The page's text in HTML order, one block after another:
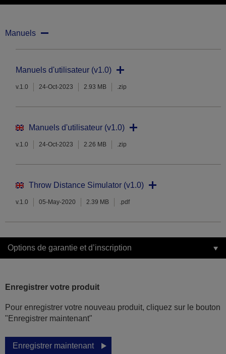
Manuels
Manuels d'utilisateur (v1.0)
v.1.0 24-Oct-2023 2.93 MB .zip
Manuels d'utilisateur (v1.0)
v.1.0 24-Oct-2023 2.26 MB .zip
Throw Distance Simulator (v1.0)
v.1.0 05-May-2020 2.39 MB .pdf
Options de garantie et d’inscription
Enregistrer votre produit
Pour enregistrer votre nouveau produit, cliquez sur le bouton
"Enregistrer maintenant"
Enregistrer maintenant